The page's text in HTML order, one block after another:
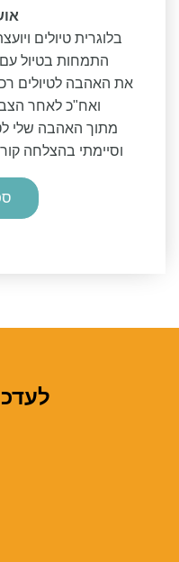
בלוגרית טיולים
התמחות בטיול
את האהבה לטיולים
ואח"כ לאחר
מתוך האהבה שלי
וסיימתי בהצלחה